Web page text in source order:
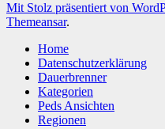
Mit Stolz präsentiert von
Themeansar.
Home
Datenschutzerklärung
Dauerbrenner
Kategorien
Peds Ansichten
Regionen